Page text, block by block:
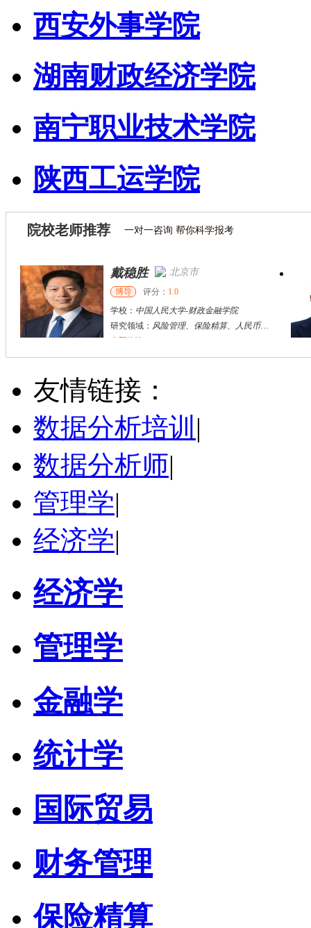
西安外事学院
湖南财政经济学院
南宁职业技术学院
陕西工运学院
院校老师推荐 一对一咨询 帮你科学报考
戴稳胜 北京市
博导 评分： 1.0
学校： 中国人民大学-财政金融学院
研究领域： 风险管理、保险精算、人民币国际化
立即咨询
陈传红 武汉市
硕导
学校：中南民族大学
立即咨询
友情链接：
数据分析培训 |
数据分析师|
管理学|
经济学|
经济学
管理学
金融学
统计学
国际贸易
财务管理
保险精算